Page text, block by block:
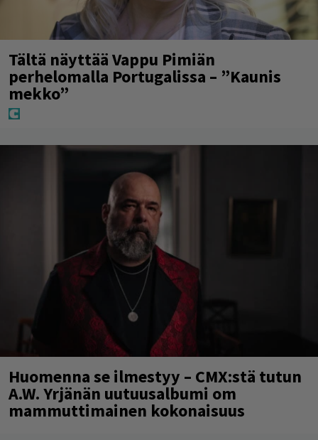
Tältä näyttää Vappu Pimiän
perhelomalla Portugalissa – ”Kaunis
mekko”
Huomenna se ilmestyy – CMX:stä tutun
A.W. Yrjänän uutuusalbumi om
mammuttimainen kokonaisuus